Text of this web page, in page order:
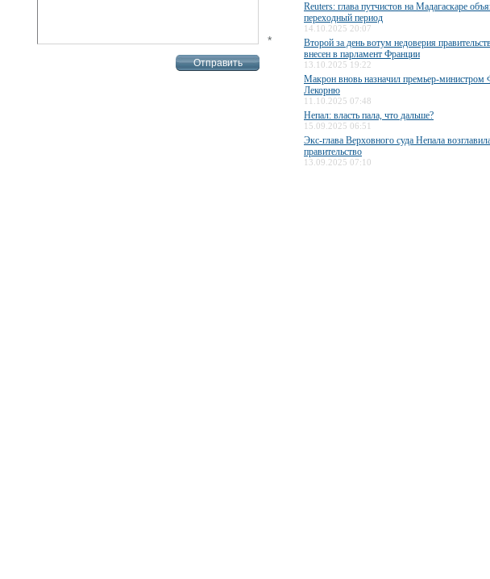
*
Reuters: глава путчистов на Мадагаскаре
переходный период
14.10.2025 20:07
Второй за день вотум недоверия
внесен в парламент Франции
13.10.2025 19:22
Макрон вновь назначил премьер-министром
Лекорню
11.10.2025 07:48
Непал: власть пала, что дальше?
15.09.2025 06:51
Экс-глава Верховного суда Непала
правительство
13.09.2025 07:10